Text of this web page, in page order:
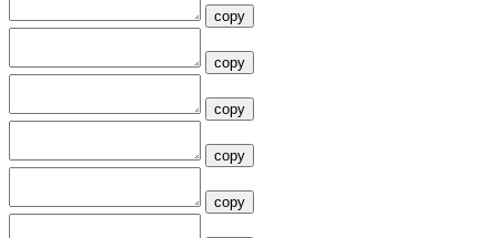
copy
copy
copy
copy
copy